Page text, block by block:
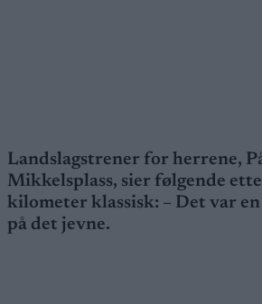
Landslagstrener for herrene,
Mikkelsplass, sier følgende
kilometer klassisk: – Det var
på det jevne.